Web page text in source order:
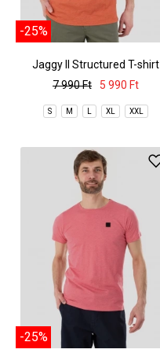
-25%
Jaggy II Structured T-shirt
7 990 Ft
5 990 Ft
S M L XL XXL
-25%